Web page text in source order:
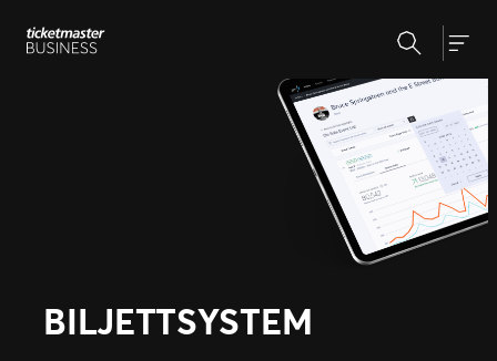
Hoppa
tillProdukter & lösningar
Våra kunder
Sök
BILJETTSYSTEM